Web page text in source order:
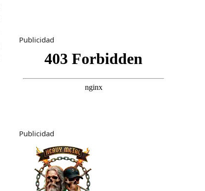
Publicidad
Publicidad